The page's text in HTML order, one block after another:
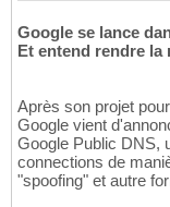
Google se lance
Et entend rendre
Après son projet
Google vient
Google Public DNS,
connections de
"spoofing" et autre